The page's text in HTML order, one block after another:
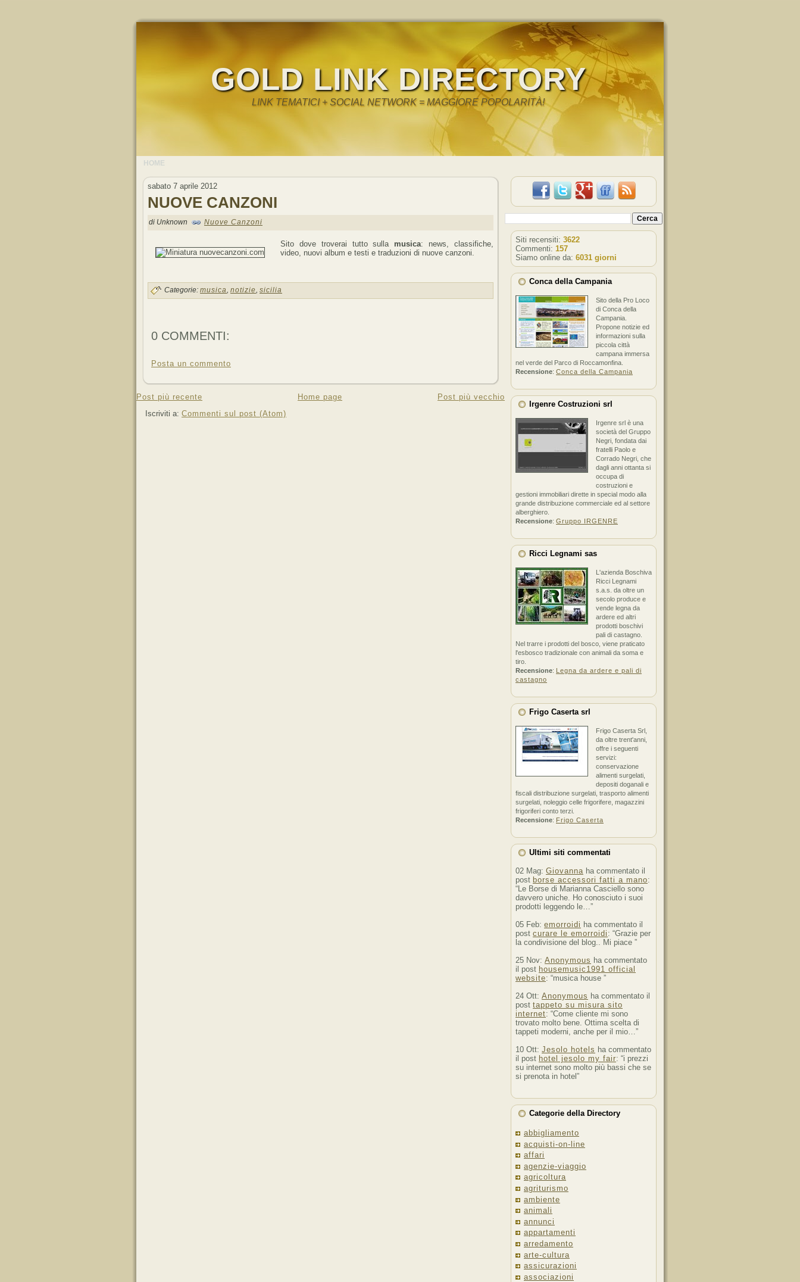
GOLD LINK DIRECTORY
LINK TEMATICI + SOCIAL NETWORK = MAGGIORE POPOLARITÀ!
HOME
sabato 7 aprile 2012
NUOVE CANZONI
di Unknown Nuove Canzoni
Sito dove troverai tutto sulla musica: news, classifiche,
video, nuovi album e testi e traduzioni di nuove canzoni.
Categorie: musica, notizie, sicilia
0 COMMENTI:
Posta un commento
Post più recente Post più vecchio
Home page
Iscriviti a: Commenti sul post (Atom)
Siti recensiti: 3622
Commenti: 157
Siamo online da: 6031 giorni
Conca della Campania
Sito della Pro Loco
di Conca della
Campania.
Propone notizie ed
informazioni sulla
piccola città
campana immersa
nel verde del Parco di Roccamonfina.
Recensione: Conca della Campania
Irgenre Costruzioni srl
Irgenre srl è una
società del Gruppo
Negri, fondata dai
fratelli Paolo e
Corrado Negri, che
dagli anni ottanta si
occupa di
costruzioni e
gestioni immobiliari dirette in special modo alla
grande distribuzione commerciale ed al settore
alberghiero.
Recensione: Gruppo IRGENRE
Ricci Legnami sas
L'azienda Boschiva
Ricci Legnami
s.a.s. da oltre un
secolo produce e
vende legna da
ardere ed altri
prodotti boschivi
pali di castagno.
Nel trarre i prodotti del bosco, viene praticato
l'esbosco tradizionale con animali da soma e
tiro.
Recensione: Legna da ardere e pali di
castagno
Frigo Caserta srl
Frigo Caserta Srl,
da oltre trent'anni,
offre i seguenti
servizi:
conservazione
alimenti surgelati,
depositi doganali e
fiscali distribuzione surgelati, trasporto alimenti
surgelati, noleggio celle frigorifere, magazzini
frigoriferi conto terzi.
Recensione: Frigo Caserta
Ultimi siti commentati
02 Mag: Giovanna ha commentato il
post borse accessori fatti a mano:
“Le Borse di Marianna Casciello sono
davvero uniche. Ho conosciuto i suoi
prodotti leggendo le…”
05 Feb: emorroidi ha commentato il
post curare le emorroidi : “Grazie per
la condivisione del blog.. Mi piace ”
25 Nov: Anonymous ha commentato
il post housemusic1991 official
website: “musica house ”
24 Ott: Anonymous ha commentato il
post tappeto su misura sito
internet: “Come cliente mi sono
trovato molto bene. Ottima scelta di
tappeti moderni, anche per il mio…”
10 Ott: Jesolo hotels ha commentato
il post hotel jesolo my fair: “i prezzi
su internet sono molto più bassi che se
si prenota in hotel”
Categorie della Directory
abbigliamento
acquisti-on-line
affari
agenzie-viaggio
agricoltura
agriturismo
ambiente
animali
annunci
appartamenti
arredamento
arte-cultura
assicurazioni
associazioni